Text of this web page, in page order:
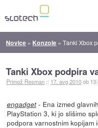
Novice » Konzole »Tanki Xbox
Tanki Xbox podpira
Primož Resman :: 17. avg 2010ob
engadget- Ena izmed
PlayStation 3, ki jo slišimo
podpora varnostnim kopijam